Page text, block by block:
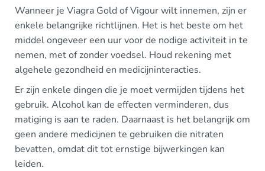
Wanneer je Viagra Gold of Vigour wilt innemen, zijn er
enkele belangrijke richtlijnen. Het is het beste om het
middel ongeveer een uur voor de nodige activiteit in te
nemen, met of zonder voedsel. Houd rekening met
algehele gezondheid en medicijninteracties.
Er zijn enkele dingen die je moet vermijden tijdens het
gebruik. Alcohol kan de effecten verminderen, dus
matiging is aan te raden. Daarnaast is het belangrijk om
geen andere medicijnen te gebruiken die nitraten
bevatten, omdat dit tot ernstige bijwerkingen kan
leiden.